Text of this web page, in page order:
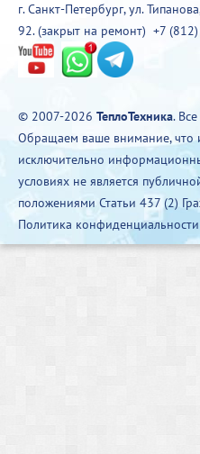
г. Санкт-Петербург, ул.
92. (закрыт на ремонт) +7
© 2007-2026 ТеплоТехника.
Обращаем ваше внимание, что
исключительно
условиях не является
положениями Статьи 437 (2)
Политика конфиденциальности